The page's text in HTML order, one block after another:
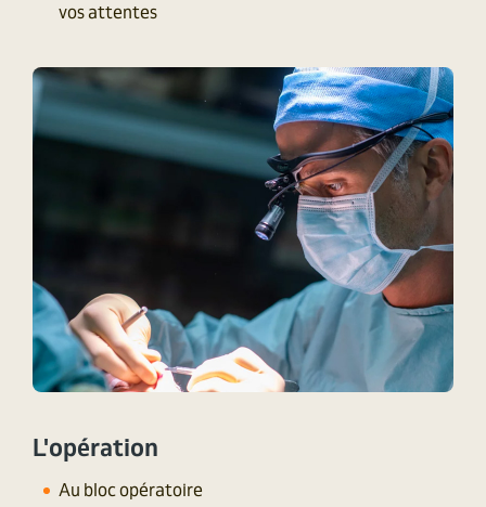
vos attentes
L'opération
Au bloc opératoire​